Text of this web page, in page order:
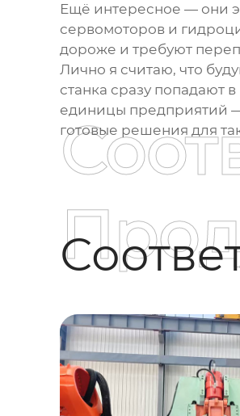
Ещё интересное — они
сервомоторов и
дороже и требуют
Лично я считаю, что
станка сразу попадают
единицы предприятий —
готовые решения для